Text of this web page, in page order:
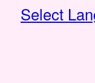
Select